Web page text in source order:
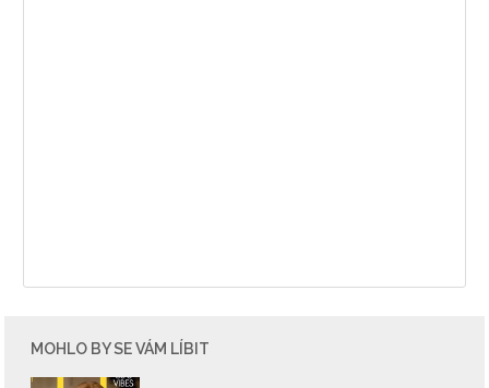
MOHLO BY SE VÁM LÍBIT